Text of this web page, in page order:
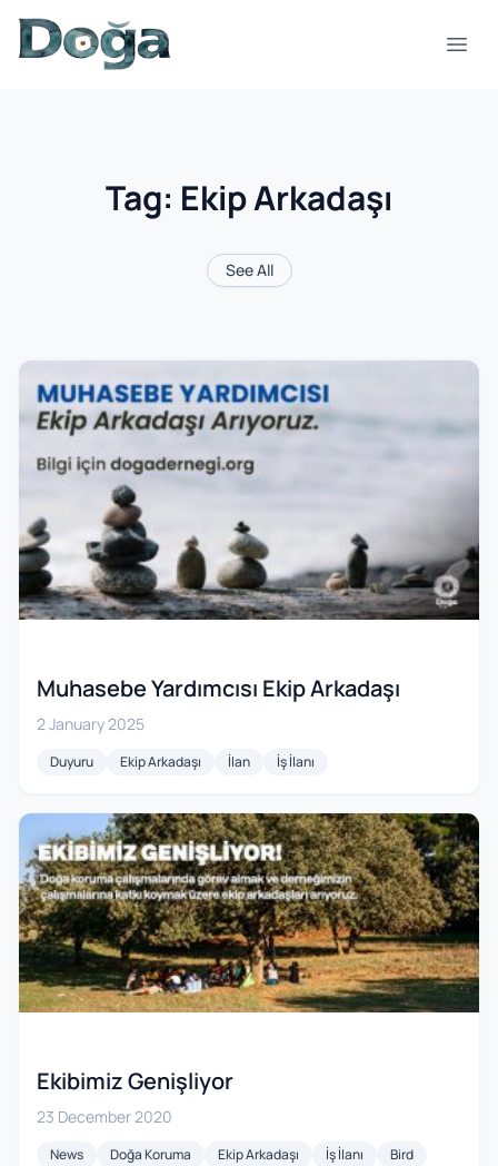
Skip to content
Tag: Ekip Arkadaşı
See All
Muhasebe Yardımcısı Ekip Arkadaşı
2 January 2025
Duyuru Ekip Arkadaşı İlan İş İlanı
Ekibimiz Genişliyor
23 December 2020
News Doğa Koruma Ekip Arkadaşı İş İlanı Bird